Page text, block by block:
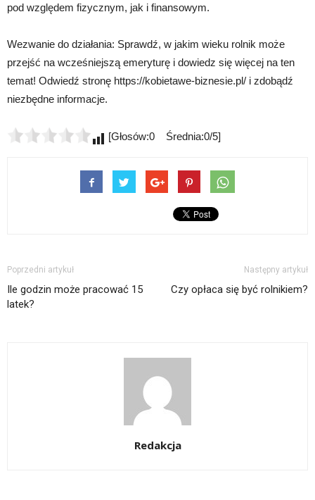
pod względem fizycznym, jak i finansowym.
Wezwanie do działania: Sprawdź, w jakim wieku rolnik może
przejść na wcześniejszą emeryturę i dowiedz się więcej na ten
temat! Odwiedź stronę https://kobietawe-biznesie.pl/ i zdobądź
niezbędne informacje.
[Głosów:0 Średnia:0/5]
Poprzedni artykuł
Ile godzin może pracować 15
latek?
Następny artykuł
Czy opłaca się być rolnikiem?
Redakcja